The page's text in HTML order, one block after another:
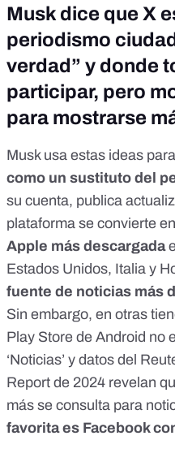
Musk dice que X
periodismo
verdad” y donde
participar, pero
para mostrarse
Musk usa estas ideas
como un sustituto del
su cuenta, publica
plataforma se convierte
Apple más descargada
Estados Unidos, Italia y
fuente de noticias más
Sin embargo, en otras
Play Store de Android no
‘Noticias’ y datos del
Report de 2024 revelan
más se consulta para
favorita es Facebook